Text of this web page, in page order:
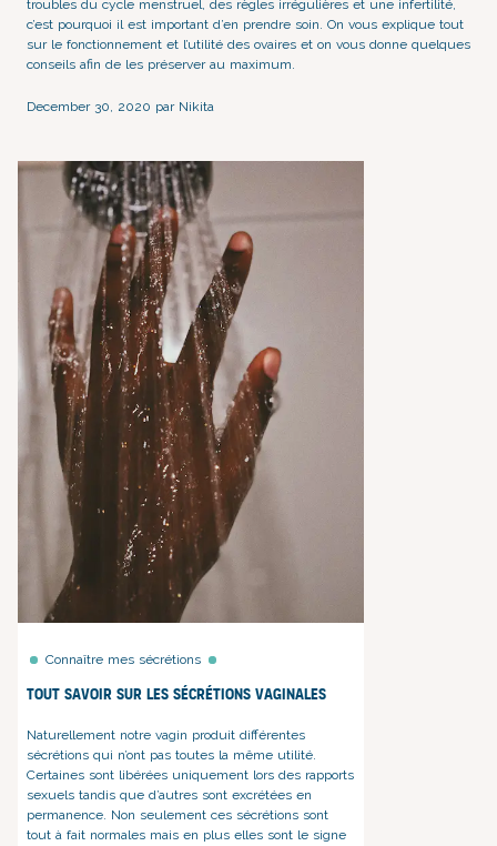
troubles du cycle menstruel, des règles irrégulières et une infertilité,
c’est pourquoi il est important d’en prendre soin. On vous explique tout
sur le fonctionnement et l’utilité des ovaires et on vous donne quelques
conseils afin de les préserver au maximum.
December 30, 2020 par Nikita
Connaître mes sécrétions
Tout savoir sur les sécrétions vaginales
Naturellement notre vagin produit différentes
sécrétions qui n’ont pas toutes la même utilité.
Certaines sont libérées uniquement lors des rapports
sexuels tandis que d’autres sont excrétées en
permanence. Non seulement ces sécrétions sont
tout à fait normales mais en plus elles sont le signe